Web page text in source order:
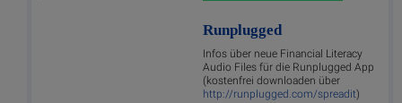
Runplugged
Infos über neue Financial Literacy
Audio Files für die Runplugged App
(kostenfrei downloaden über
http://runplugged.com/spreadit)